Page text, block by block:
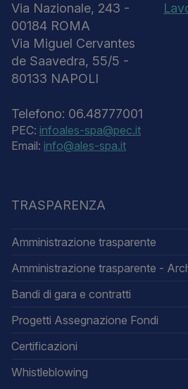
Via Nazionale, 243 -
00184 ROMA
Via Miguel Cervantes
de Saavedra, 55/5 -
80133 NAPOLI
Telefono: 06.48777001
PEC: infoales-spa@pec.it
Email: info@ales-spa.it
TRASPARENZA
Amministrazione trasparente
Amministrazione trasparente -
Bandi di gara e contratti
Progetti Assegnazione Fondi
Certificazioni
Whistleblowing